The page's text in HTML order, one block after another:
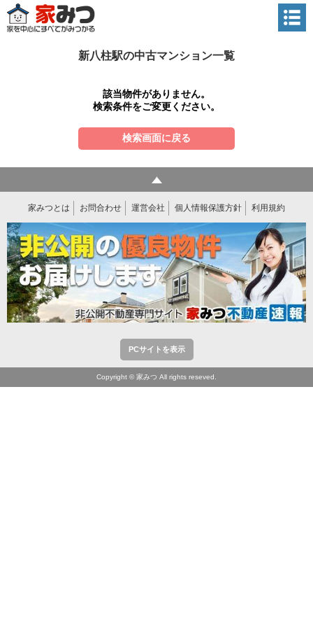
新八柱駅の中古マンション一覧
該当物件がありません。
検索条件をご変更ください。
検索画面に戻る
家みつとは お問合わせ 運営会社 個人情報保護方針 利用規約
PCサイトを表示
Copyright © 家みつ All rights reseved.